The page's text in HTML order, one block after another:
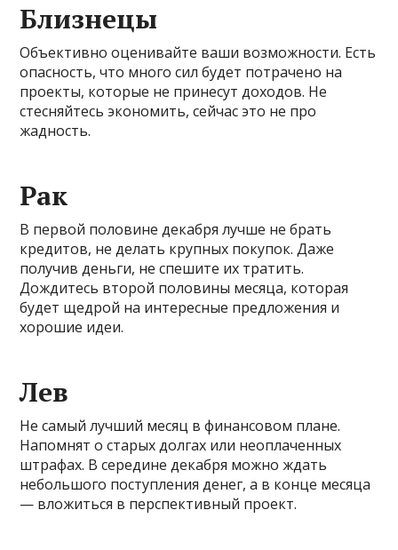
Близнецы
Объективно оценивайте ваши возможности. Есть
опасность, что много сил будет потрачено на
проекты, которые не принесут доходов. Не
стесняйтесь экономить, сейчас это не про
жадность.
Рак
В первой половине декабря лучше не брать
кредитов, не делать крупных покупок. Даже
получив деньги, не спешите их тратить.
Дождитесь второй половины месяца, которая
будет щедрой на интересные предложения и
хорошие идеи.
Лев
Не самый лучший месяц в финансовом плане.
Напомнят о старых долгах или неоплаченных
штрафах. В середине декабря можно ждать
небольшого поступления денег, а в конце месяца
— вложиться в перспективный проект.